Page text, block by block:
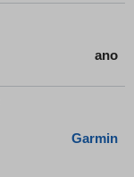
ano
Garmin